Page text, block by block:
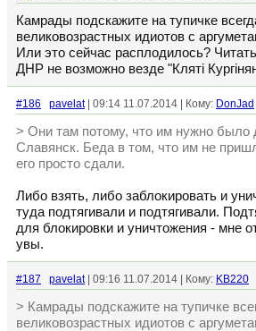
Камрады подскажите на тупичке
великовозрастных идиотов с
Или это сейчас расплодилось?
ДНР не возможно везде "Кляті
#186 pavelat| 09:14 11.07.2014 | Кому: DonJad
> Они там потому, что им нужно было
Славянск. Беда в том, что им не
его просто сдали.
Либо взять, либо заблокировать и
туда подтягивали и подтягивали.
для блокировки и уничтожения - мне
увы.
#187 pavelat| 09:16 11.07.2014 | Кому: KB220
> Камрады подскажите на тупичке
великовозрастных идиотов с